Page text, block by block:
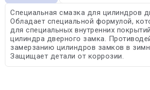
Специальная смазка для цилиндров
Обладает специальной формулой,
для специальных внутренних
цилиндра дверного замка.
замерзанию цилиндров замков в
Защищает детали от коррозии.